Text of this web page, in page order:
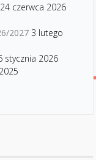
24 czerwca 2026
2027 3 lutego
stycznia 2026